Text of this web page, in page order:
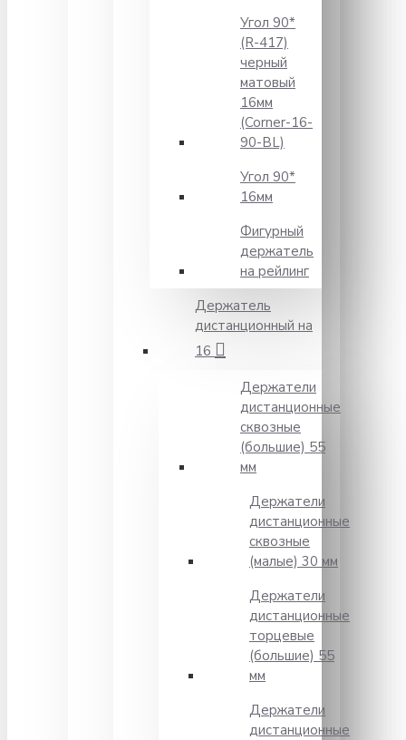
Угол 90*
(R-417)
черный
матовый
16мм
(Corner-16-
90-BL)
Угол 90*
16мм
Фигурный
держатель
на рейлинг
Держатель
дистанционный на
16
Держатели
дистанционные
сквозные
(большие) 55
мм
Держатели
дистанционные
сквозные
(малые) 30 мм
Держатели
дистанционные
торцевые
(большие) 55
мм
Держатели
дистанционные